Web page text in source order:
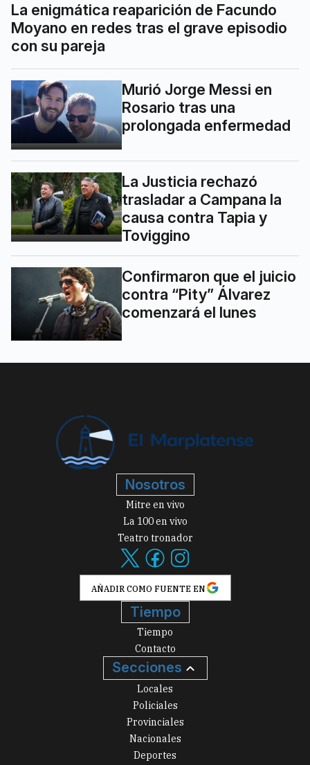
La enigmática reaparición de Facundo
Moyano en redes tras el grave episodio
con su pareja
Murió Jorge Messi en
Rosario tras una
prolongada enfermedad
La Justicia rechazó
trasladar a Campana la
causa contra Tapia y
Toviggino
Confirmaron que el juicio
contra “Pity” Álvarez
comenzará el lunes
Nosotros
Mitre en vivo
La 100 en vivo
Teatro tronador
AÑADIR COMO FUENTE EN
Tiempo
Tiempo
Contacto
Secciones
Locales
Policiales
Provinciales
Nacionales
Deportes